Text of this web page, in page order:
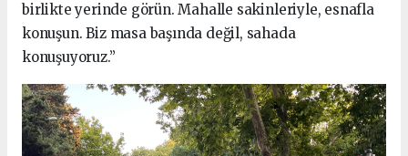
birlikte yerinde görün. Mahalle sakinleriyle, esnafla
konuşun. Biz masa başında değil, sahada
konuşuyoruz.”